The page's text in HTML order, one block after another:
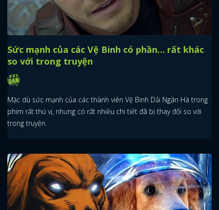
Sức mạnh của các Vệ Binh có phần… rất khác
so với trong truyện
Mặc dù sức mạnh của các thành viên Vệ Binh Dải Ngân Hà trong
phim rất thú vị, nhưng có rất nhiều chi tiết đã bị thay đổi so với
trong truyện.